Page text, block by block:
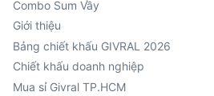
Combo Sum Vầy
Giới thiệu
Bảng chiết khấu GIVRAL 2026
Chiết khấu doanh nghiệp
Mua sỉ Givral TP.HCM